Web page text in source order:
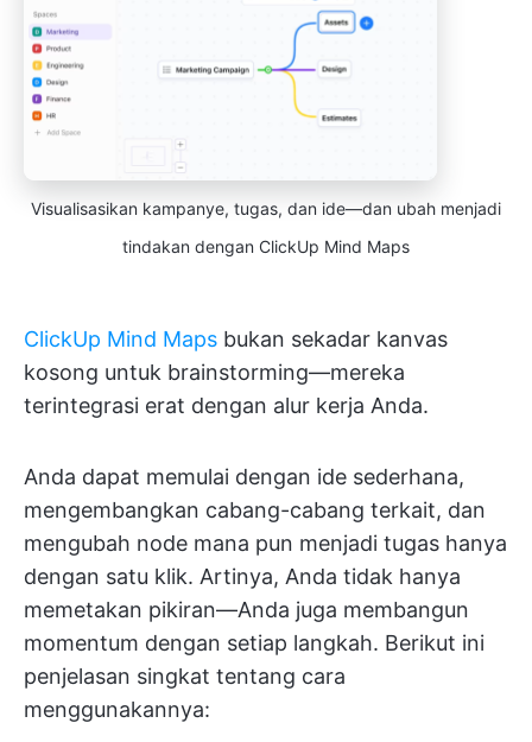
Visualisasikan kampanye, tugas, dan ide—dan ubah menjadi
tindakan dengan ClickUp Mind Maps
ClickUp Mind Maps bukan sekadar kanvas
kosong untuk brainstorming—mereka
terintegrasi erat dengan alur kerja Anda.
Anda dapat memulai dengan ide sederhana,
mengembangkan cabang-cabang terkait, dan
mengubah node mana pun menjadi tugas hanya
dengan satu klik. Artinya, Anda tidak hanya
memetakan pikiran—Anda juga membangun
momentum dengan setiap langkah. Berikut ini
penjelasan singkat tentang cara
menggunakannya: